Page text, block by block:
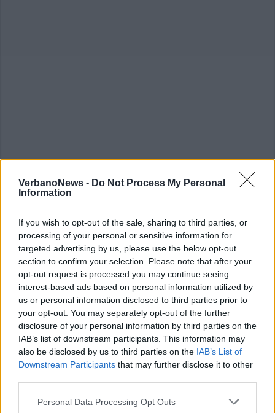
VerbanoNews - Do Not Process My Personal
Information
If you wish to opt-out of the sale, sharing to third parties, or
processing of your personal or sensitive information for
targeted advertising by us, please use the below opt-out
section to confirm your selection. Please note that after your
opt-out request is processed you may continue seeing
interest-based ads based on personal information utilized by
us or personal information disclosed to third parties prior to
your opt-out. You may separately opt-out of the further
disclosure of your personal information by third parties on the
IAB’s list of downstream participants. This information may
also be disclosed by us to third parties on the IAB’s List of
Downstream Participants that may further disclose it to other
Personal Data Processing Opt Outs
ALTRE NOTIZIE DI PORTO VALTRAVAGLIA